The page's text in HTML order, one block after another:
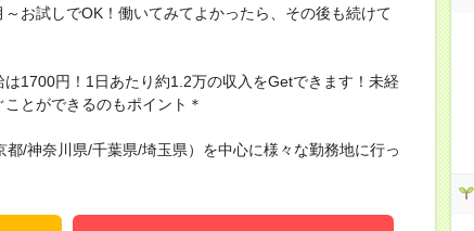
～お試しでOK！働いてみてよかったら、その後も続けて
は1700円！1日あたり約1.2万の収入をGetできます！未経
とができるのもポイント＊
都/神奈川県/千葉県/埼玉県）を中心に様々な勤務地に行っ